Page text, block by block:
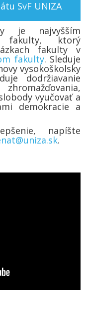
SvF UNIZA
je najvyšším
fakulty, ktorý
fakulty v
fakulty. Sleduje
vysokoškolsky
dodržiavanie
vyučovať a
demokracie a
napíšte
.